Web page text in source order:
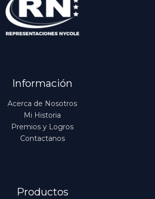
Información
Acerca de Nosotros
Mi Historia
Premios y Logros
Contactanos
Productos